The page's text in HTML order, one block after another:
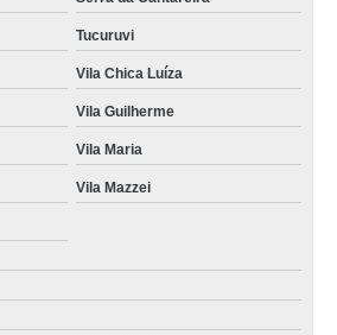
Tucuruvi
Vila Chica Luíza
Vila Guilherme
Vila Maria
Vila Mazzei